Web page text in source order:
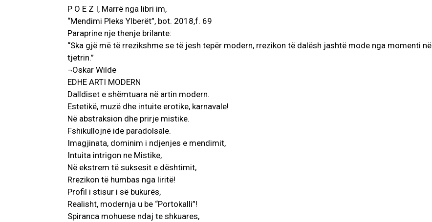
P O E Z I, Marrë nga libri im,
“Mendimi Pleks Ylberët”, bot. 2018,f. 69
Paraprine nje thenje brilante:
“Ska gjë më të rrezikshme se të jesh tepër modern, rrezikon të dalësh jashtë mode nga momenti në
tjetrin.”
¬Oskar Wilde
EDHE ARTI MODERN
Dalldiset e shëmtuara në artin modern.
Estetikë, muzë dhe intuite erotike, karnavale!
Në abstraksion dhe prirje mistike.
Fshikullojnë ide paradolsale.
Imagjinata, dominim i ndjenjes e mendimit,
Intuita intrigon ne Mistike,
Në ekstrem të suksesit e dështimit,
Rrezikon të humbas nga liritë!
Profil i stisur i së bukurës,
Realisht, modernja u be “Portokalli”!
Spiranca mohuese ndaj te shkuares,